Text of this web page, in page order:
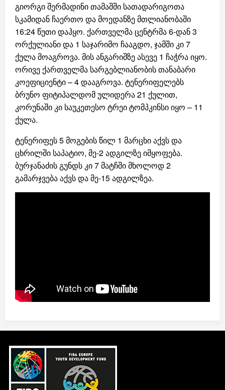
გიორგი შერმადინი თამაშში სათადარიგოთა
სკამიდან ჩაერთო და მოედანზე მთლიანობაში
16:24 წუთი დაჰყო. ქართველმა ცენტრმა 6-დან 3
ორქულიანი და 1 საჯარიმო ჩააგდო, ჯამში კი 7
ქულა მოაგროვა. მის ანგარიშზე ასევე 1 ჩაჭრა იყო.
ორივე ქართველმა სარგებლიანობის თანაბარი
კოეფიციენტი – 4 დააგროვა. ტენერიფელებს
ბრუნო ფიტიპალდომ ულიდერა 21 ქულით,
კორუნაში კი საუკეთესო ტრეი ტომპკინსი იყო – 11
ქულა.
ტენერიფეს 5 მოგების წილ 1 მარცხი აქვს და
ცხრილში საპატიო, მე-2 ადგილზე იმყოფება.
ბურჯანაძის გუნდს კი 7 მატჩში მხოლოდ 2
გამარჯვება აქვს და მე-15 ადგილზეა.